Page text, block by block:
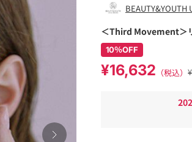
BEAUTY&YOUTH
＜Third Movement＞
10％OFF
¥16,632 （税込）